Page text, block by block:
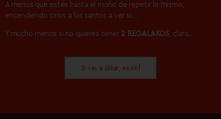
A menos que estés hasta el moño de repetir lo mismo,
encendiendo cirios a los santos a ver si…
Y mucho menos si no quieres tener 2 REGALAKOS, claro.
Si vas a clikar, es AKÍ